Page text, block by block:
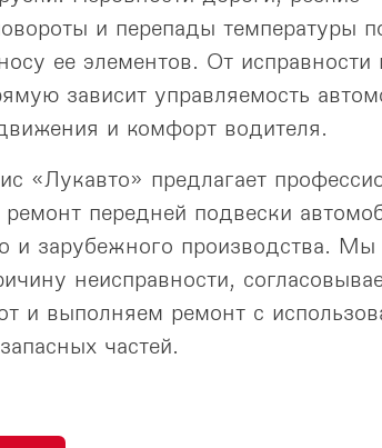
и перепады температуры
ее элементов. От исправности
зависит управляемость
и комфорт водителя.
«Лукавто» предлагает
передней подвески
и зарубежного производства. Мы
неисправности,
и выполняем ремонт с
частей.